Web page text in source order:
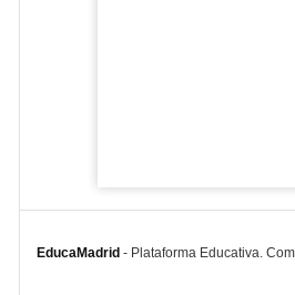
EducaMadrid - Plataforma Educativa.